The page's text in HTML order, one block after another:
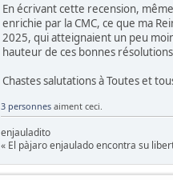
En écrivant cette recension,
enrichie par la CMC, ce que ma
2025, qui atteignaient un peu
hauteur de ces bonnes
Chastes salutations à Toutes et
3 personnes aiment ceci.
enjauladito
« El pàjaro enjaulado encontra su